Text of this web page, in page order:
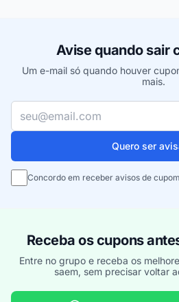
Avise quando sair
Um e-mail só quando houver
mais.
Seu e-mail
Quero ser
Concordo em receber avisos de
Receba os cupons
Entre no grupo e receba os
saem, sem precisar voltar